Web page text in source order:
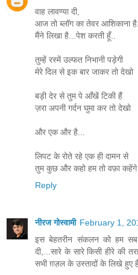
वाह लावण्या दी,
आज तो ब्लॉग का तेवर आशिकाना है..
मैंने लिखा है...पेश करती हूँ..
तुम्हें रस्में उल्फत निभानी पड़ेगी
मेरे दिल से इक बार जाकर तो देखो
बड़ी देर से तुम पे आँखें टिकी हैं
ज़रा अपनी गर्दन घुमा कर तो देखो
और एक और है...
लिपट के रोते रहे एक ही दामन से
तुम कुछ और कहो हम तो वफ़ा कहेंगे
Reply
नीरज गोस्वामी February 1,
इस बेहतरीन संकलन को हम सब
दी,...सारे के सारे किसी हीरे की
सभी ग़ज़ल के उस्तादों के लिखे हुए